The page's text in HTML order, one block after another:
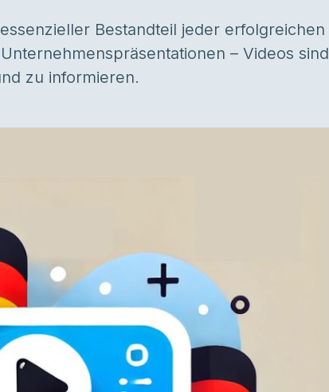
Bestandteil jeder erfolgreichen
– Videos sind
zu informieren.